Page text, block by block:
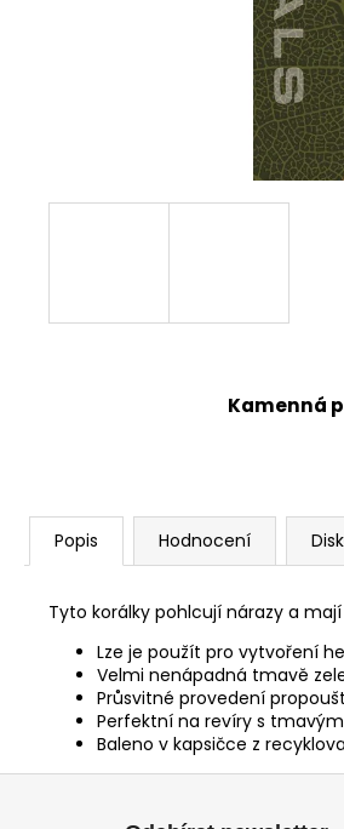
Kamenná
Popis Hodnocení
Tyto korálky pohlcují nárazy a
Lze je použít pro vytvoření
Velmi nenápadná tmavě
Průsvitné provedení
Perfektní na revíry s
Baleno v kapsičce z